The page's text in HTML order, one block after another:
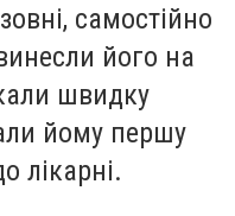
самостійно
його на
швидку
йому першу
лікарні.